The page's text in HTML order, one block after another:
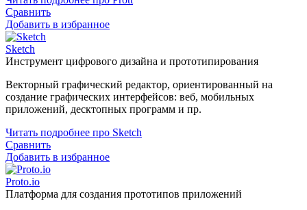
Сравнить
Добавить в избранное
Sketch
Инструмент цифрового дизайна и прототипирования
Векторный графический редактор, ориентированный на
создание графических интерфейсов: веб, мобильных
приложений, десктопных программ и пр.
Читать подробнее про Sketch
Сравнить
Добавить в избранное
Proto.io
Платформа для создания прототипов приложений